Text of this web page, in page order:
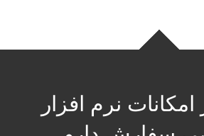
نرم افزار